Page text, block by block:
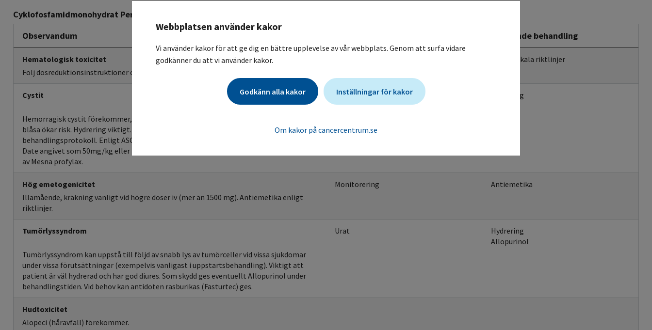
Cyklofosfamidmonohydrat Peroral tablett
Observandum
Stödjande behandling
Hematologisk toxicitet
Enligt lokala riktlinjer
Följ dosreduktionsinstruktioner och/eller skjut upp nästa dos.
Cystit Monitorering
Hydrering
Hemorragisk cystit förekommer, kan bli allvarlig. Dosberoende. Strålbehandling mot
blåsa ökar risk. Hydrering viktigt. Eventuellt Mesna som profylax, följ vårdprogram eller
behandlingsprotokoll. Enligt ASCO ges Mesna endast vid högdos cyklofosfamid, i Up to
Date angivet som 50mg/kg eller 2g/m2. Barn har angett doser över 1 g/m2 som behov
av Mesna profylax.
Hög emetogenicitet Monitorering
Antiemetika
Illamående, kräkning vanligt vid högre doser iv (mer än 1500 mg). Antiemetika enligt
riktlinjer.
Tumörlyssyndrom Urat
Hydrering
Allopurinol
Tumörlyssyndrom kan uppstå till följd av snabb lys av tumörceller vid vissa sjukdomar
under vissa förutsättningar (exempelvis vanligast i uppstartsbehandling). Viktigt att
patient är väl hydrerad och har god diures. Som skydd ges eventuellt Allopurinol under
behandlingstiden. Vid behov kan antidoten rasburikas (Fasturtec) ges.
Hudtoxicitet
Alopeci (håravfall) förekommer.
Webbplatsen använder kakor
Vi använder kakor för att ge dig en bättre upplevelse av vår webbplats. Genom att surfa vidare
godkänner du att vi använder kakor.
Godkänn alla kakor Inställningar för kakor
Om kakor på cancercentrum.se